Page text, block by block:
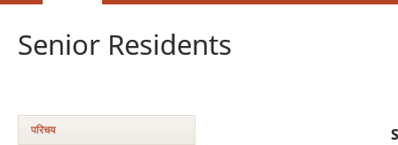
Senior Residents
परिचय